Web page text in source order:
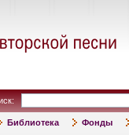
Библиотека Фонды